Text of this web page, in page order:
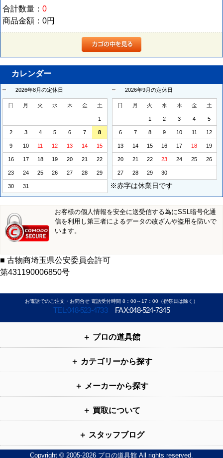
合計数量：0
商品金額：0円
カレンダー
2026年8月の定休日
日 月 火 水 木 金 土
1
2 3 4 5 6 7 8
9 10 11 12 13 14 15
16 17 18 19 20 21 22
23 24 25 26 27 28 29
30 31
2026年9月の定休日
日 月 火 水 木 金 土
1 2 3 4 5
6 7 8 9 10 11 12
13 14 15 16 17 18 19
20 21 22 23 24 25 26
27 28 29 30
※赤字は休業日です
お客様の個人情報を安全に送受信する為にSSL暗号化通
信を利用し第三者によるデータの改ざんや盗用を防いで
います。
■ 古物商埼玉県公安委員会許可
第431190006850号
お電話でのご注文・お問合せ 電話受付時間 8：00～17：00（祝祭日は除く）
TEL:048-523-4733 FAX:048-524-7345
プロの道具館
カテゴリーから探す
メーカーから探す
買取について
スタッフブログ
Copyright © 2005-2026 プロの道具館 All rights reserved.